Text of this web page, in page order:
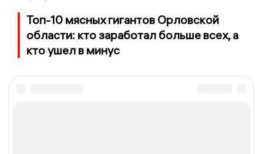
Топ-10 мясных гигантов Орловской
области: кто заработал больше всех, а
кто ушел в минус